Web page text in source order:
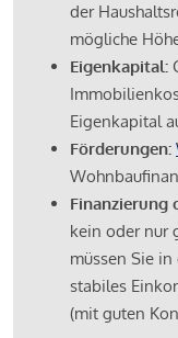
der
mögliche
Eigenkapital:
Eigenkapital
Förderungen:
Finanzierung
kein oder nur
müssen Sie
stabiles
(mit guten